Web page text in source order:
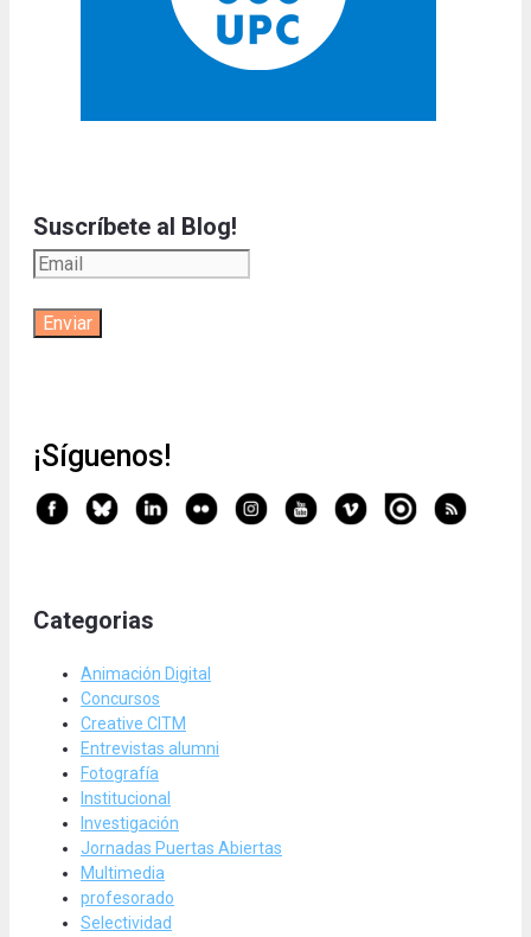
Suscríbete al Blog!
¡Síguenos!
Categorias
Animación Digital
Concursos
Creative CITM
Entrevistas alumni
Fotografía
Institucional
Investigación
Jornadas Puertas Abiertas
Multimedia
profesorado
Selectividad